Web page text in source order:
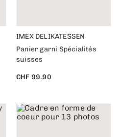
IMEX DELIKATESSEN
Panier garni Spécialités
suisses
CHF 99.90